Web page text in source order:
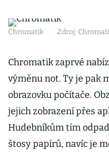
Chromatik Zdroj:
Chromatik zaprvé
výměnu not. Ty je pak
obrazovku počítače.
jejich zobrazení přes
Hudebníkům tím
štosy papírů, navíc je